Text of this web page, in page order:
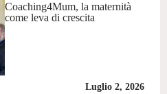
Coaching4Mum, la maternità
come leva di crescita
Luglio 2, 2026